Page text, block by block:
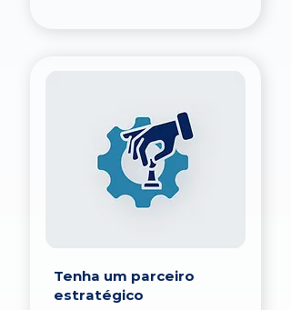
Tenha um parceiro
estratégico